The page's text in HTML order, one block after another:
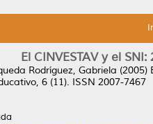
El CINVESTAV y el
Rodríguez, Gabriela (2005)
6 (11). ISSN 2007-7467